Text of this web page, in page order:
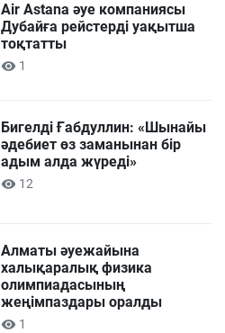
Air Astana әуе компаниясы
Дубайға рейстерді уақытша
тоқтатты
1
Бигелді Ғабдуллин: «Шынайы
әдебиет өз заманынан бір
адым алда жүреді»
12
Алматы әуежайына
халықаралық физика
олимпиадасының
жеңімпаздары оралды
1